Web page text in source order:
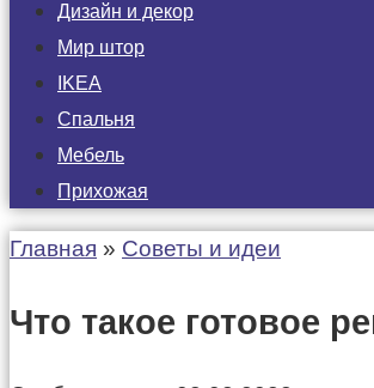
Дизайн и декор
Мир штор
IKEA
Спальня
Мебель
Прихожая
Главная » Советы и идеи
Что такое готовое